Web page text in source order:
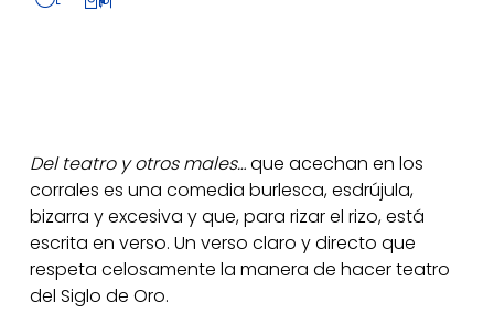
Del teatro y otros males…que acechan en los
corrales es una comedia burlesca, esdrújula,
bizarra y excesiva y que, para rizar el rizo, está
escrita en verso. Un verso claro y directo que
respeta celosamente la manera de hacer teatro
del Siglo de Oro.